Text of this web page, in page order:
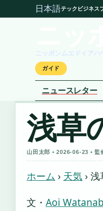
日本語テック ビジネス
ニッポンムエドイアハ
ガイド
ニュースレター
浅草
山田太郎 • 2026-06-23 • 監
ホーム › 天気 › 浅
文・ Aoi